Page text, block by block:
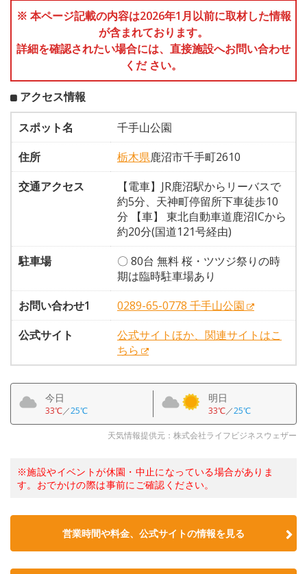
※ 本ページ記載の内容は2026年1月以前に取材した情報
が含まれております。
詳細を確認されたい場合には、直接施設へお問い合わせ
くだ さい。
アクセス情報
スポット名
千手山公園
住所
栃木県鹿沼市千手町2610
交通アクセス
【電車】JR鹿沼駅からリーバスで
約5分、天神町停留所下車徒歩10
分 【車】 東北自動車道鹿沼ICから
約20分(国道121号経由)
駐車場
〇 80台 無料 桜・ツツジ祭りの時
期は臨時駐車場あり
お問い合わせ1
0289-65-0778 千手山公園
公式サイト
公式サイトほか、関連サイトはこ
ちら
今日
33℃／25℃
明日
33℃／25℃
天気情報提供元：株式会社ライフビジネスウェザー
※施設やイベントが休園・中止になっている場合がありま
す。おでかけの際は事前にご確認ください。
営業時間や料金、公式サイトの情報を見る